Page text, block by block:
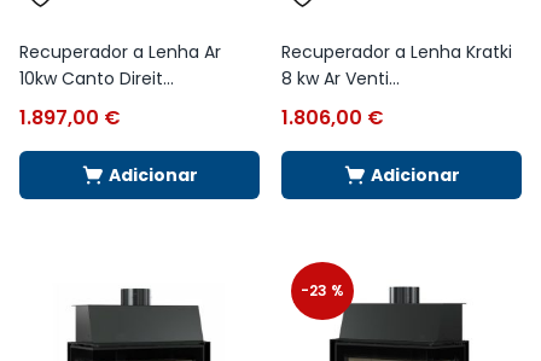
Recuperador a Lenha Ar
10kw Canto Direit...
1.897,00 €
Adicionar
Recuperador a Lenha Kratki
8 kw Ar Venti...
1.806,00 €
Adicionar
-23 %